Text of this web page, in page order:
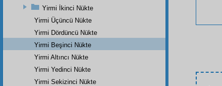
Yirmi İkinci Nükte
Yirmi Üçüncü Nükte
Yirmi Dördüncü Nükte
Yirmi Beşinci Nükte
Yirmi Altıncı Nükte
Yirmi Yedinci Nükte
Yirmi Sekizinci Nükte